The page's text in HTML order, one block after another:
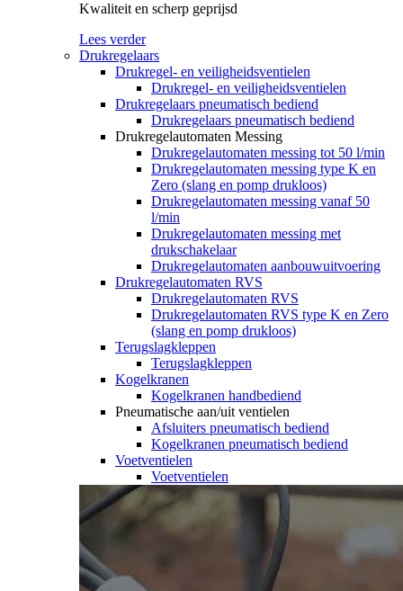
Kwaliteit en scherp geprijsd
Lees verder
Drukregelaars
Drukregel- en veiligheidsventielen
Drukregel- en veiligheidsventielen
Drukregelaars pneumatisch bediend
Drukregelaars pneumatisch bediend
Drukregelautomaten Messing
Drukregelautomaten messing tot 50 l/min
Drukregelautomaten messing type K en
Zero (slang en pomp drukloos)
Drukregelautomaten messing vanaf 50
l/min
Drukregelautomaten messing met
drukschakelaar
Drukregelautomaten aanbouwuitvoering
Drukregelautomaten RVS
Drukregelautomaten RVS
Drukregelautomaten RVS type K en Zero
(slang en pomp drukloos)
Terugslagkleppen
Terugslagkleppen
Kogelkranen
Kogelkranen handbediend
Pneumatische aan/uit ventielen
Afsluiters pneumatisch bediend
Kogelkranen pneumatisch bediend
Voetventielen
Voetventielen